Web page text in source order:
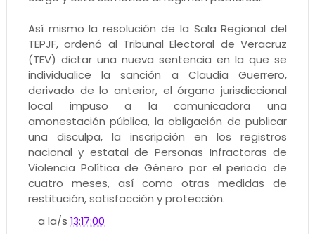
Así mismo la resolución de la Sala Regional del
TEPJF, ordenó al Tribunal Electoral de Veracruz
(TEV) dictar una nueva sentencia en la que se
individualice la sanción a Claudia Guerrero,
derivado de lo anterior, el órgano jurisdiccional
local impuso a la comunicadora una
amonestación pública, la obligación de publicar
una disculpa, la inscripción en los registros
nacional y estatal de Personas Infractoras de
Violencia Política de Género por el periodo de
cuatro meses, así como otras medidas de
restitución, satisfacción y protección.
a la/s13:17:00